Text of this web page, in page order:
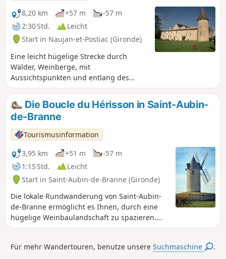
8,20 km
+57 m
-57 m
2:30 Std.
Leicht
Start in Naujan-et-Postiac (Gironde)
Eine leicht hügelige Strecke durch
Wälder, Weinberge, mit
Aussichtspunkten und entlang des
Radwegs von Lapébie.
Die Boucle du Hérisson in Saint-Aubin-
de-Branne
Tourismusinformation
3,95 km
+51 m
-57 m
1:15 Std.
Leicht
Start in Saint-Aubin-de-Branne (Gironde)
Die lokale Rundwanderung von Saint-Aubin-
de-Branne ermöglicht es Ihnen, durch eine
hügelige Weinbaulandschaft zu spazieren.
Aussichtspunkte und historische
Für mehr Wandertouren, benutze unsereSuchmaschine .